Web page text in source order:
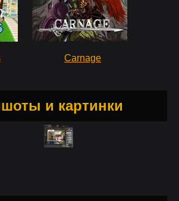
Carnage
и картинки